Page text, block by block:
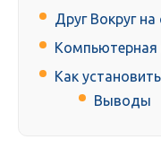
Друг Вокруг
Компьютерная
Как
Выводы